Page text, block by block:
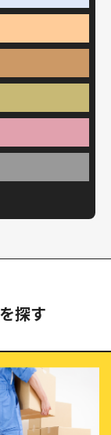
探す